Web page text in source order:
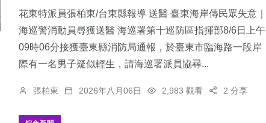
花東特派員張柏東/台東縣報導 送醫 臺東海岸傳民眾失意｜
海巡警消動員尋獲送醫 海巡署第十巡防區指揮部8/6日上午
09時06分接獲臺東縣消防局通報，於臺東市臨海路一段岸
際有一名男子疑似輕生，請海巡署派員協尋...
張柏東 2026年八月06日 2,983 觀看 2 分享